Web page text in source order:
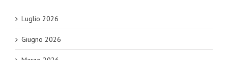
Luglio 2026
Giugno 2026